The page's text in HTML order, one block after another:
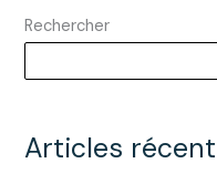
Rechercher
Articles